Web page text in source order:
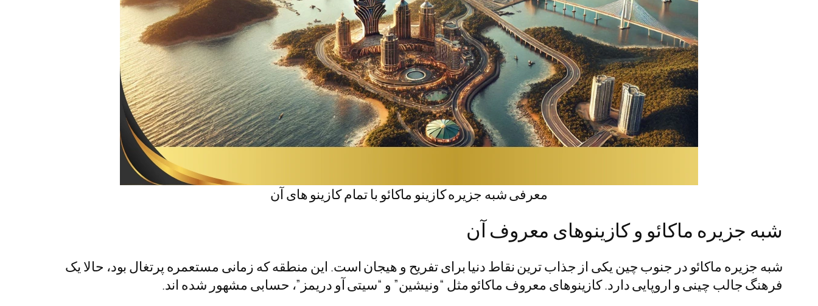
معرفی شبه جزیره کازینو ماکائو با تمام کازینو های آن
شبه جزیره ماکائو و کازینوهای معروف آن
شبه جزیره ماکائو در جنوب چین یکی از جذاب ترین نقاط دنیا برای تفریح و هیجان است. این منطقه که زمانی مستعمره پرتغال بود، حالا یک
فرهنگ جالب چینی و اروپایی دارد. کازینوهای معروف ماکائو مثل “ونیشین” و “سیتی آو دریمز”، حسابی مشهور شده اند.